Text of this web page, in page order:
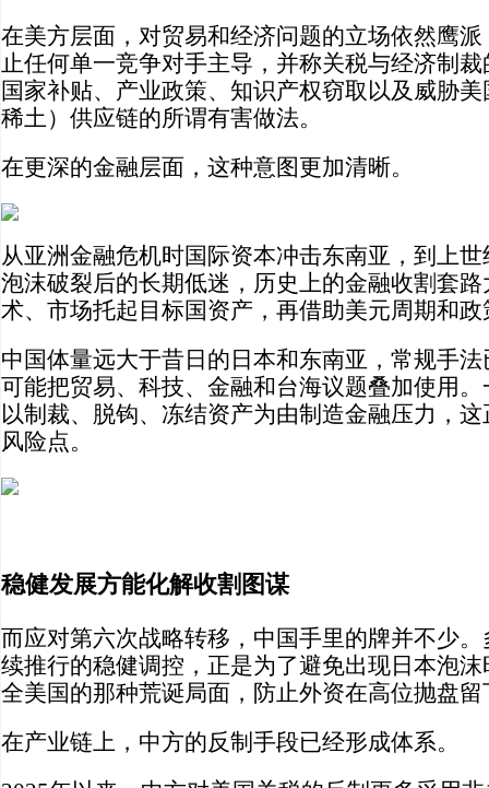
在美方层面，对贸易和经济问题的立场依然鹰
止任何单一竞争对手主导，并称关税与经济制
国家补贴、产业政策、知识产权窃取以及威胁
稀土）供应链的所谓有害做法。
在更深的金融层面，这种意图更加清晰。
从亚洲金融危机时国际资本冲击东南亚，到上
泡沫破裂后的长期低迷，历史上的金融收割套
术、市场托起目标国资产，再借助美元周期和
中国体量远大于昔日的日本和东南亚，常规手
可能把贸易、科技、金融和台海议题叠加使用
以制裁、脱钩、冻结资产为由制造金融压力，
风险点。
稳健发展方能化解收割图谋
而应对第六次战略转移，中国手里的牌并不少
续推行的稳健调控，正是为了避免出现日本泡
全美国的那种荒诞局面，防止外资在高位抛盘留
在产业链上，中方的反制手段已经形成体系。